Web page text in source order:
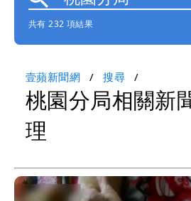
共有 232 項結果
壹蘋新聞網 搜尋
桃園分局相關新
理